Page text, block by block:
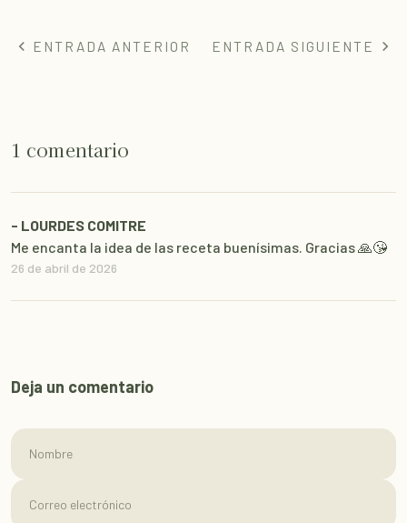
ENTRADA ANTERIOR ENTRADA SIGUIENTE
1 comentario
- LOURDES COMITRE
Me encanta la idea de las receta buenísimas. Gracias 🙏😘
26 de abril de 2026
Deja un comentario
Nombre
Correo electrónico